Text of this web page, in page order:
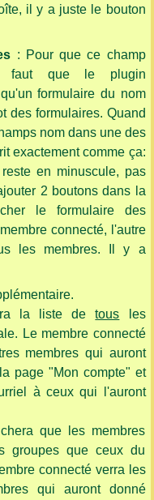
il y a juste le bouton
: Pour que ce champ
il faut que le plugin
formulaire du nom
des formulaires. Quand
nom dans une des
exactement comme ça:
en minuscule, pas
2 boutons dans la
le formulaire des
connecté, l'autre
les membres. Il y a
la liste detous les
Le membre connecté
membres qui auront
page "Mon compte" et
à ceux qui l'auront
que les membres
groupes que ceux du
connecté verra les
qui auront donné